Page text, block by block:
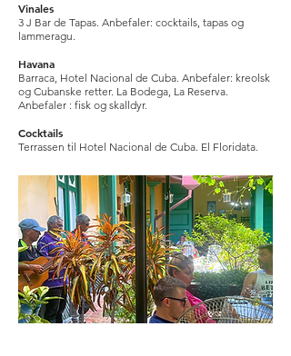
Vinales
3 J Bar de Tapas. Anbefaler: cocktails, tapas og
lammeragu.
Havana
Barraca, Hotel Nacional de Cuba. Anbefaler: kreolsk
og Cubanske retter. La Bodega, La Reserva.
Anbefaler : fisk og skalldyr.
Cocktails
Terrassen til Hotel Nacional de Cuba. El Floridata.